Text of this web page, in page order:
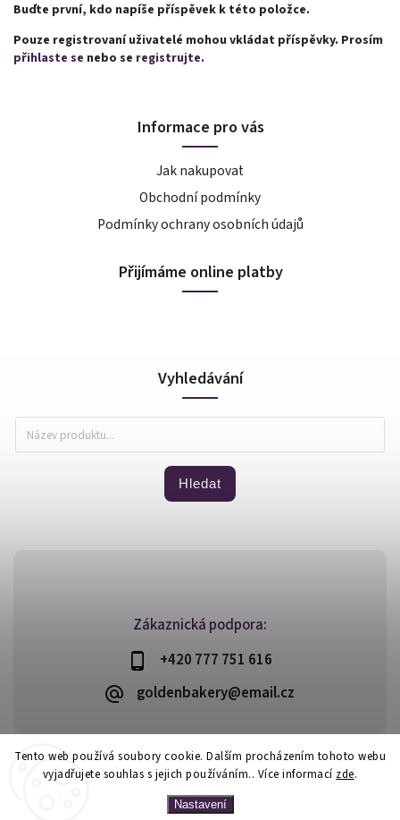
Tento web používá soubory cookie. Dalším procházením tohoto webu
vyjadřujete souhlas s jejich používáním.. Více informací zde.
Nastavení
Buďte první, kdo napíše příspěvek k této položce.
Pouze registrovaní uživatelé mohou vkládat příspěvky. Prosím
přihlaste se nebo se registrujte.
Zákaznická podpora:
+420 777 751 616
goldenbakery@email.cz
Informace pro vás
Jak nakupovat
Obchodní podmínky
Podmínky ochrany osobních údajů
Přijímáme online platby
Vyhledávání
Hledat
Copyright 2026Golden Bakery. Všechna práva vyhrazena.
VytvořilShoptet| Design